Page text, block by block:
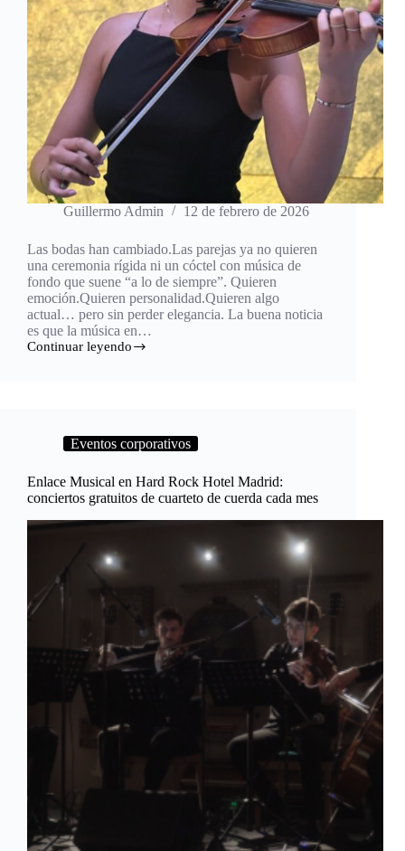
Guillermo Admin 12 de febrero de 2026
Las bodas han cambiado.Las parejas ya no quieren
una ceremonia rígida ni un cóctel con música de
fondo que suene “a lo de siempre”. Quieren
emoción.Quieren personalidad.Quieren algo
actual… pero sin perder elegancia. La buena noticia
es que la música en…
Continuar leyendo
Eventos corporativos
Enlace Musical en Hard Rock Hotel Madrid:
conciertos gratuitos de cuarteto de cuerda cada mes